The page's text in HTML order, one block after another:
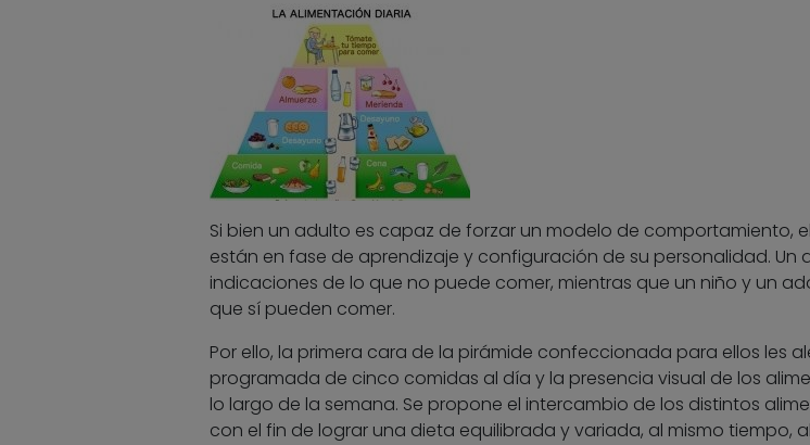
Si bien un adulto es capaz de forzar un modelo de comportamiento,
están en fase de aprendizaje y configuración de su personalidad. Un
indicaciones de lo que no puede comer, mientras que un niño y un
que sí pueden comer.
Por ello, la primera cara de la pirámide confeccionada para ellos les
programada de cinco comidas al día y la presencia visual de los
lo largo de la semana. Se propone el intercambio de los distintos
con el fin de lograr una dieta equilibrada y variada, al mismo tiempo,